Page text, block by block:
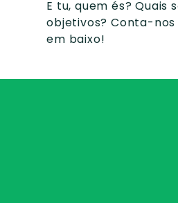
E tu, quem és? Quais
objetivos? Conta-
em baixo!